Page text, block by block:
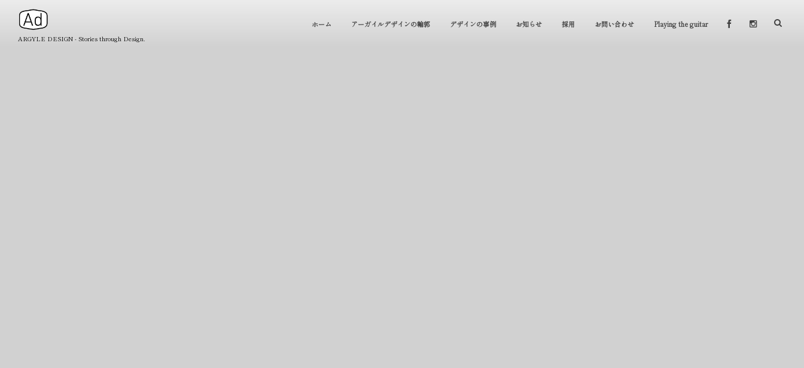
ARGYLE DESIGN - Stories through Design.
ホーム アーガイルデザインの輪郭 デザインの事例 お知らせ 採用 お問い合わせ Playing the guitar